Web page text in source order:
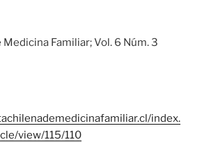
Familiar; Vol. 6 Núm. 3
index.
view/115/110